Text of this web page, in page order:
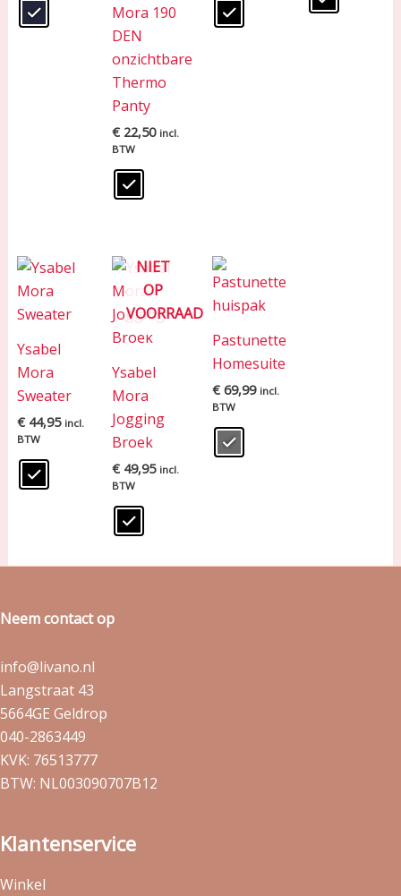
Mora 190
DEN
onzichtbare
Thermo
Panty
€22,50 incl.
BTW
Ysabel
Mora
Sweater
€44,95 incl.
BTW
NIET
OP
VOORRAAD
Ysabel
Mora
Jogging
Broek
€49,95 incl.
BTW
Pastunette
Homesuite
€69,99 incl.
BTW
Neem contact op
info@livano.nl
Langstraat 43
5664GE Geldrop
040-2863449
KVK: 76513777
BTW: NL003090707B12
Klantenservice
Winkel